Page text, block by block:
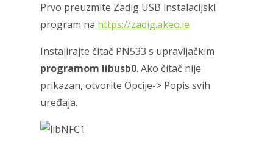
Prvo preuzmite Zadig USB instalacijski
program na https://zadig.akeo.ie
Instalirajte čitač PN533 s upravljačkim
programom libusb0. Ako čitač nije
prikazan, otvorite Opcije-> Popis svih
uređaja.